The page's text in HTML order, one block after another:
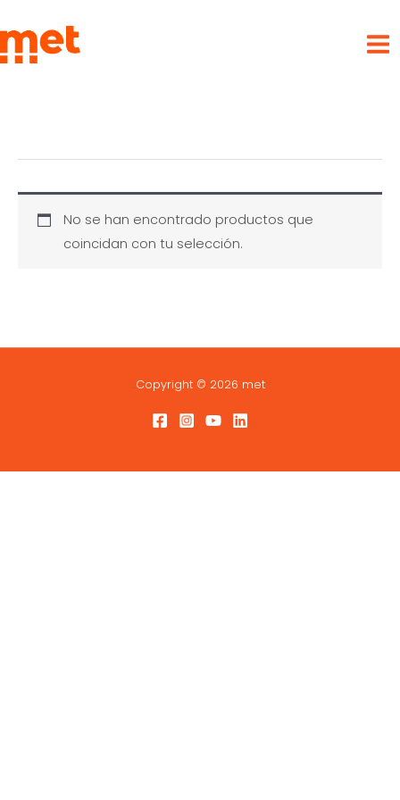
al
contenido
No se han encontrado productos que
coincidan con tu selección.
Copyright © 2026 met